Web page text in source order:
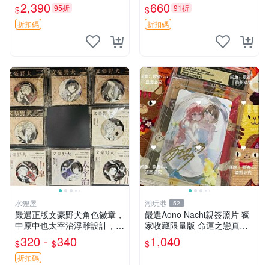
別卡 超值收藏推薦 光之來處
王星越 插畫 極具收藏價值 寧
安典藏卡 限量收藏
$2,390 95折
折扣碼
多親拆好卡 歷史切片卡 托爾
斯泰 荷馬 黑格爾
$660 91折
折扣碼
水狸屋
嚴選正版文豪野犬角色徽章，
中原中也太宰治浮雕設計，5
8mm馬口鐵質吧唧徽章，有
原袋可對光確認。國谷正品保
障，適合收藏。 中原中也 浮
$320 - $340
折扣碼
潮玩港 52
嚴選Aono Nachi親簽照片 獨
家收藏限量版 命運之戀真跡
簽名 命運之戀 親簽照 愛的告
白
$1,040